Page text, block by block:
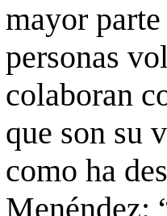
mayor
personas
colaboran
que son su
como ha
Menéndez: